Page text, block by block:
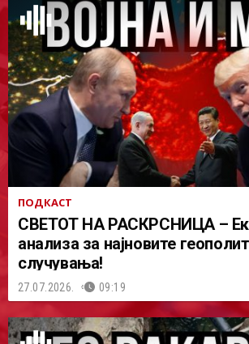
ПОДКАСТ
СВЕТОТ НА РАСКРСНИЦА –
анализа за најновите
случувања!
27.07.2026. 09:19